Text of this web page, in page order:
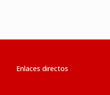
Enlaces directos